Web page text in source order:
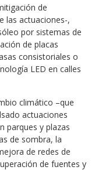
de
las actuaciones-,
por sistemas de
de placas
consistoriales o
LED en calles
climático –que
actuaciones
parques y plazas
de sombra, la
de redes de
de fuentes y